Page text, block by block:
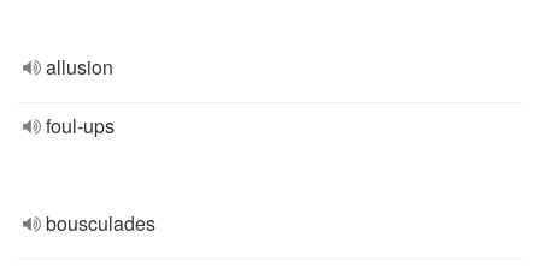
allusion
foul-ups
bousculades